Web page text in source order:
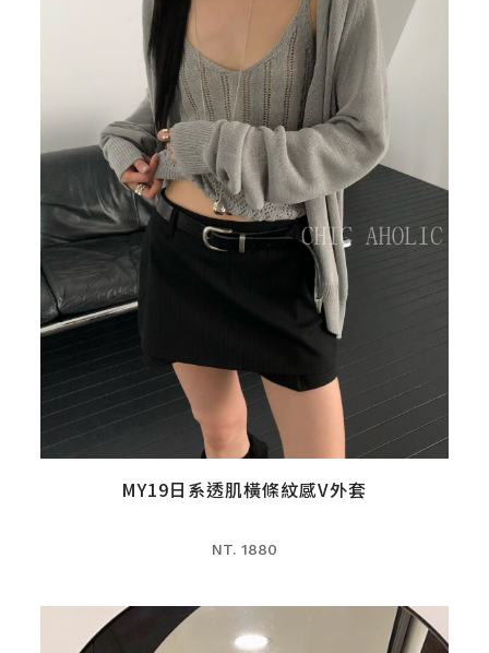
MY19日系透肌橫條紋感V外套
NT. 1880